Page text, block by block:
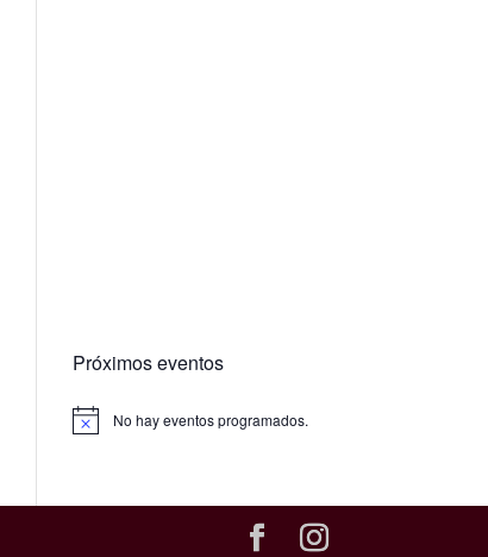
Próximos eventos
No hay eventos programados.